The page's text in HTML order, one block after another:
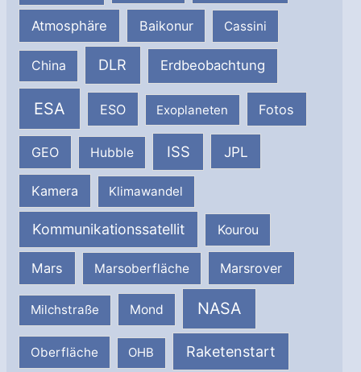
Atmosphäre Baikonur Cassini
China DLR Erdbeobachtung
ESA ESO Exoplaneten Fotos
GEO Hubble ISS JPL
Kamera Klimawandel
Kommunikationssatellit Kourou
Mars Marsoberfläche Marsrover
Milchstraße Mond NASA
Oberfläche OHB Raketenstart